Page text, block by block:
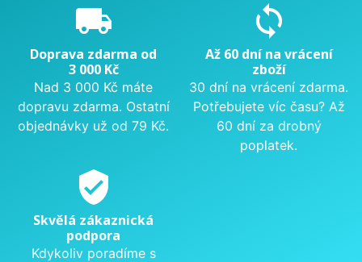
local_shipping
Doprava zdarma od
3 000 Kč
Nad 3 000 Kč máte
dopravu zdarma. Ostatní
objednávky už od 79 Kč.
sync
Až 60 dní na vrácení
zboží
30 dní na vrácení zdarma.
Potřebujete víc času? Až
60 dní za drobný
poplatek.
verified_user
Skvělá zákaznická
podpora
Kdykoliv poradíme s